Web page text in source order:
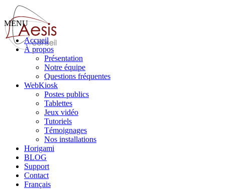
MENU
Accueil
À propos
Présentation
Notre équipe
Questions fréquentes
WebKiosk
Postes publics
Tablettes
Jeux vidéo
Tutoriels
Témoignages
Nos installations
Horigami
BLOG
Support
Contact
Français